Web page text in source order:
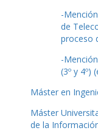
-
de
proceso
-
(3º y 4º)
Máster en
Máster
de la